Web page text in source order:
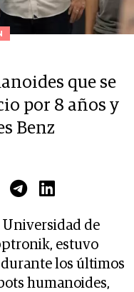
que se
por 8 años y
Benz
Universidad de
estuvo
los últimos
humanoides,